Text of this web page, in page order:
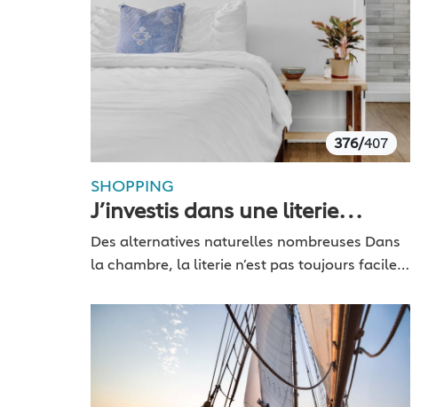
376/407
SHOPPING
J’investis dans une literie
naturelle
Des alternatives naturelles nombreuses Dans
la chambre, la literie n’est pas toujours facile à
raisons d’hygiène, à cause des puces de lit.
Pour acheter un…